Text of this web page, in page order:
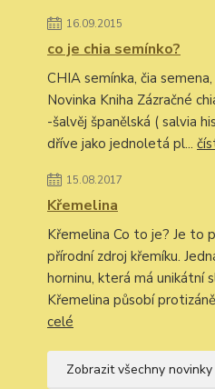
16.09.2015
co je chia semínko?
CHIA semínka, čia
Novinka Kniha Zázračné
-šalvěj španělská ( salvia
dříve jako jednoletá pl...
15.08.2017
Křemelina
Křemelina Co to je? Je to
přírodní zdroj křemíku.
horninu, která má unikátní
Křemelina působí
celé
Zobrazit všechny novinky